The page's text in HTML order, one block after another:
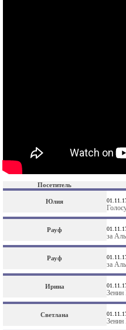
Посетитель
Юлия
Рауф
за
Рауф
за
Ирина
Светлана
Зенин